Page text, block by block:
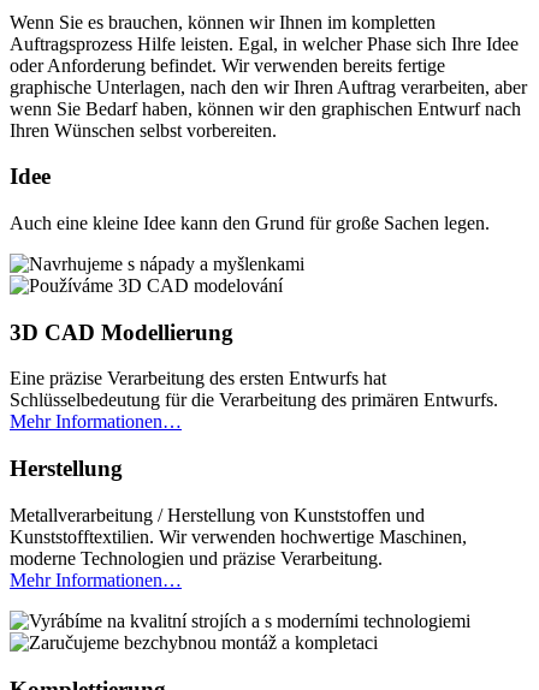
Wenn Sie es brauchen, können wir Ihnen im kompletten
Auftragsprozess Hilfe leisten. Egal, in welcher Phase sich Ihre Idee
oder Anforderung befindet. Wir verwenden bereits fertige
graphische Unterlagen, nach den wir Ihren Auftrag verarbeiten, aber
wenn Sie Bedarf haben, können wir den graphischen Entwurf nach
Ihren Wünschen selbst vorbereiten.
Idee
Auch eine kleine Idee kann den Grund für große Sachen legen.
3D CAD Modellierung
Eine präzise Verarbeitung des ersten Entwurfs hat
Schlüsselbedeutung für die Verarbeitung des primären Entwurfs.
Mehr Informationen…
Herstellung
Metallverarbeitung / Herstellung von Kunststoffen und
Kunststofftextilien. Wir verwenden hochwertige Maschinen,
moderne Technologien und präzise Verarbeitung.
Mehr Informationen…